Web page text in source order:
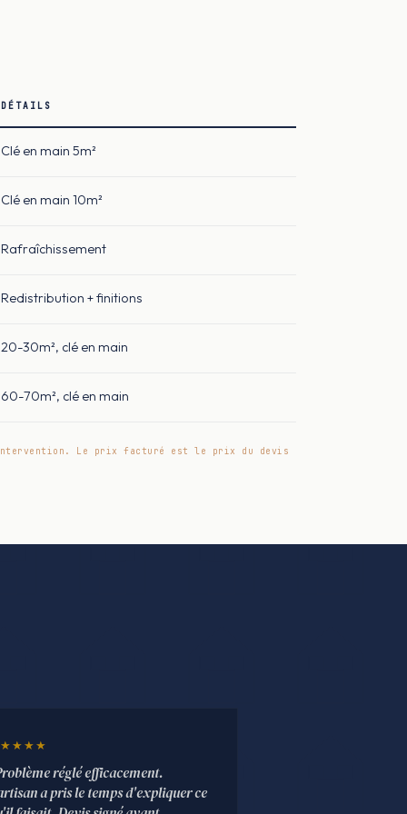
DÉTAILS
Clé en main 5m²
Clé en main 10m²
Rafraîchissement
Redistribution + finitions
20-30m², clé en main
60-70m², clé en main
Le prix facturé est le prix du devis
réglé efficacement.
a pris le temps d'expliquer ce